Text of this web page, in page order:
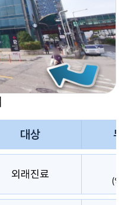
대상 무
외래진료
(영